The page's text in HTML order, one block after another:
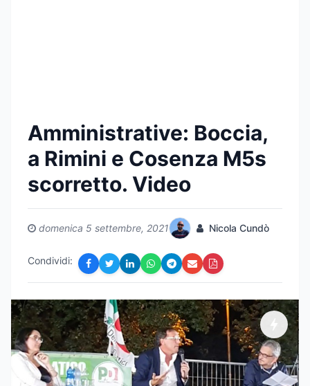
Amministrative: Boccia,
a Rimini e Cosenza M5s
scorretto. Video
domenica 5 settembre, 2021 Nicola Cundò
Condividi: